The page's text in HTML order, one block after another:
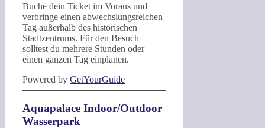
Buche dein Ticket im Voraus und
verbringe einen abwechslungsreichen
Tag außerhalb des historischen
Stadtzentrums. Für den Besuch
solltest du mehrere Stunden oder
einen ganzen Tag einplanen.
Powered by GetYourGuide
Aquapalace Indoor/Outdoor
Wasserpark